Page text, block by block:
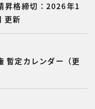
昇格締切：2026年1
更新
暫定カレンダー（更